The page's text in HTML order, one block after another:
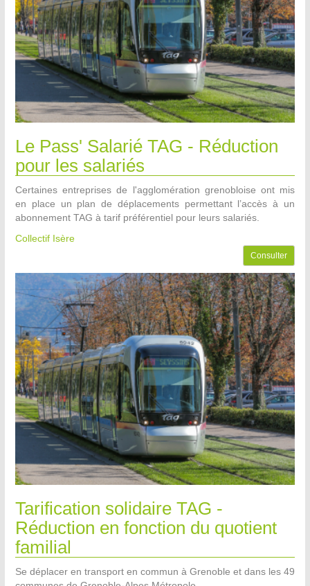
Le Pass' Salarié TAG - Réduction
pour les salariés
Certaines entreprises de l'agglomération grenobloise ont mis
en place un plan de déplacements permettant l’accès à un
abonnement TAG à tarif préférentiel pour leurs salariés.
Collectif Isère
Consulter
Tarification solidaire TAG -
Réduction en fonction du quotient
familial
Se déplacer en transport en commun à Grenoble et dans les 49